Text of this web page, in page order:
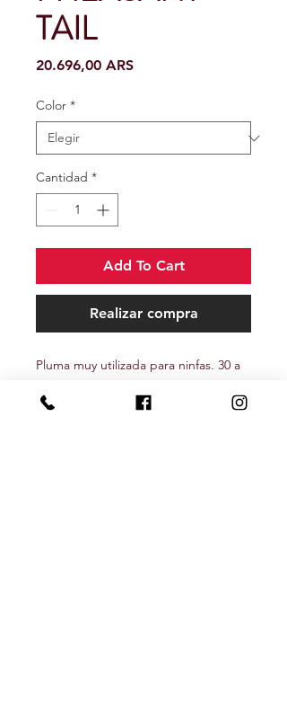
TAIL
20.696,00 ARSPrecio
Color *
Cantidad *
Add To Cart
Realizar compra
Pluma muy utilizada para ninfas. 30 a